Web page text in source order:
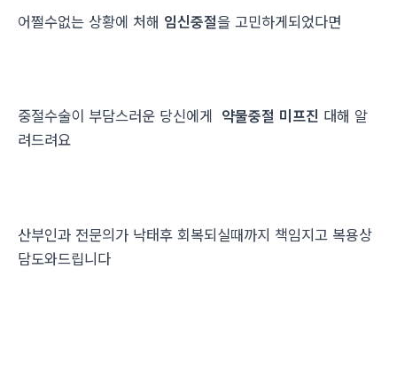
어쩔수없는 상황에 처해 임신중절을 고민하게되었다면
중절수술이 부담스러운 당신에게 약물중절 미프진 대해 알
려드려요
산부인과 전문의가 낙태후 회복되실때까지 책임지고 복용상
담도와드립니다